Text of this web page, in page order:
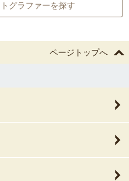
グラファーを探す
ページトップへ